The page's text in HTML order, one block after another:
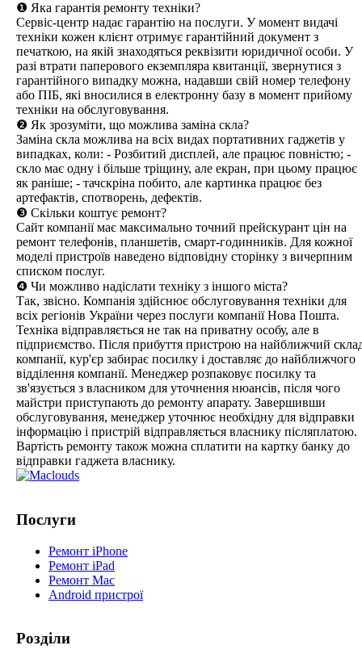
❶ Яка гарантія ремонту техніки?
Сервіс-центр надає гарантію на послуги. У момент видачі
техніки кожен клієнт отримує гарантійний документ з
печаткою, на якій знаходяться реквізити юридичної особи. У
разі втрати паперового екземпляра квитанції, звернутися з
гарантійного випадку можна, надавши свій номер телефону
або ПІБ, які вносилися в електронну базу в момент прийому
техніки на обслуговування.
❷ Як зрозуміти, що можлива заміна скла?
Заміна скла можлива на всіх видах портативних гаджетів у
випадках, коли: - Розбитий дисплей, але працює повністю; -
скло має одну і більше тріщину, але екран, при цьому працює
як раніше; - тачскріна побито, але картинка працює без
артефактів, спотворень, дефектів.
❸ Скільки коштує ремонт?
Сайт компанії має максимально точний прейскурант цін на
ремонт телефонів, планшетів, смарт-годинників. Для кожної
моделі пристроїв наведено відповідну сторінку з вичерпним
списком послуг.
❹ Чи можливо надіслати техніку з іншого міста?
Так, звісно. Компанія здійснює обслуговування техніки для
всіх регіонів України через послуги компанії Нова Пошта.
Техніка відправляється не так на приватну особу, але в
підприємство. Після прибуття пристрою на найближчий
компанії, кур'єр забирає посилку і доставляє до найближчого
відділення компанії. Менеджер розпаковує посилку та
зв'язується з власником для уточнення нюансів, після чого
майстри приступають до ремонту апарату. Завершивши
обслуговування, менеджер уточнює необхідну для відправки
інформацію і пристрій відправляється власнику післяплатою.
Вартість ремонту також можна сплатити на картку банку до
відправки гаджета власнику.
Послуги
Ремонт iPhone
Ремонт iPad
Ремонт Mac
Android пристрої
Розділи